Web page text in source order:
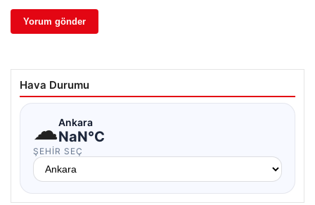
Hava Durumu
☁Ankara
NaN°C
ŞEHIR SEÇ